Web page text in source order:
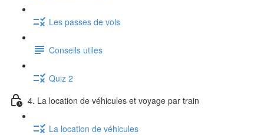
Les passes de vols
Conseils utiles
Quiz 2
4. La location de véhicules et voyage par train
La location de véhicules